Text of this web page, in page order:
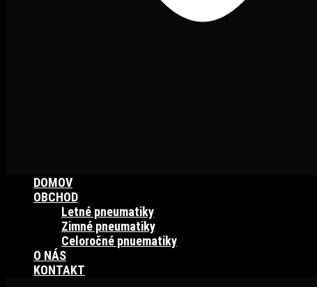
DOMOV
OBCHOD
Letné pneumatiky
Zimné pneumatiky
Celoročné pnuematiky
O NÁS
KONTAKT